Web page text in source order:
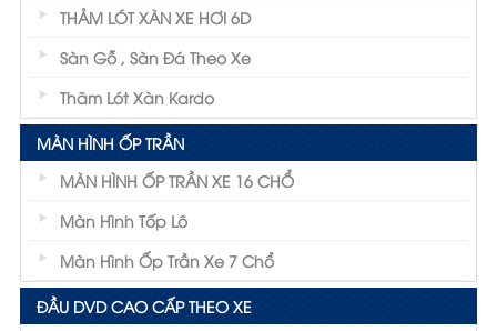
THẢM LÓT XÀN XE HƠI 6D
Sàn Gỗ , Sàn Đá Theo Xe
Thãm Lót Xàn Kardo
MÀN HÌNH ỐP TRẦN
MÀN HÌNH ỐP TRẦN XE 16 CHỔ
Màn Hình Tốp Lô
Màn Hình Ốp Trần Xe 7 Chổ
ĐẦU DVD CAO CẤP THEO XE